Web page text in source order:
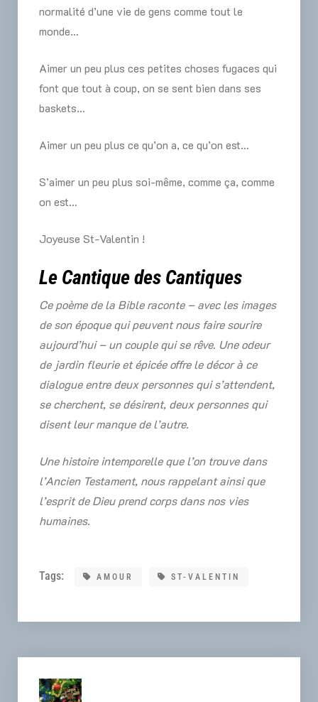
normalité d’une vie de gens comme tout le
monde…
Aimer un peu plus ces petites choses fugaces qui
font que tout à coup, on se sent bien dans ses
baskets…
Aimer un peu plus ce qu’on a, ce qu’on est…
S’aimer un peu plus soi-même, comme ça, comme
on est…
Joyeuse St-Valentin !
Le Cantique des Cantiques
Ce poème de la Bible raconte – avec les images
de son époque qui peuvent nous faire sourire
aujourd’hui – un couple qui se rêve. Une odeur
de jardin fleurie et épicée offre le décor à ce
dialogue entre deux personnes qui s’attendent,
se cherchent, se désirent, deux personnes qui
disent leur manque de l’autre.
Une histoire intemporelle que l’on trouve dans
l’Ancien Testament, nous rappelant ainsi que
l’esprit de Dieu prend corps dans nos vies
humaines.
Tags: AMOUR ST-VALENTIN